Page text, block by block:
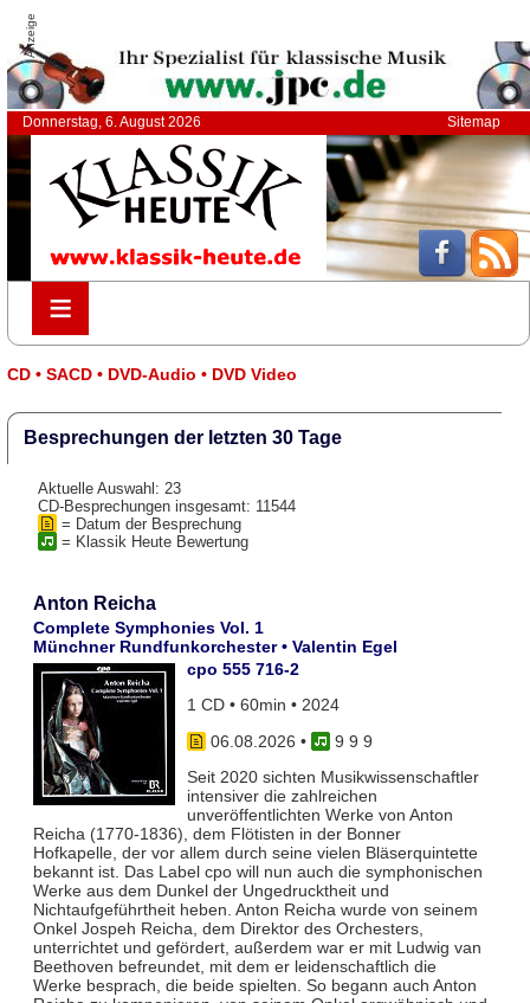
Anzeige
Donnerstag, 6. August 2026 Sitemap
≡
≡
CD • SACD • DVD-Audio • DVD Video
Besprechungen der letzten 30 Tage
Aktuelle Auswahl: 23
CD-Besprechungen insgesamt: 11544
= Datum der Besprechung
= Klassik Heute Bewertung
Anton Reicha
Complete Symphonies Vol. 1
Münchner Rundfunkorchester • Valentin Egel
cpo 555 716-2
1 CD • 60min • 2024
06.08.2026 •
9 9 9
Seit 2020 sichten Musikwissenschaftler
intensiver die zahlreichen
unveröffentlichten Werke von Anton
Reicha (1770-1836), dem Flötisten in der Bonner
Hofkapelle, der vor allem durch seine vielen Bläserquintette
bekannt ist. Das Label cpo will nun auch die symphonischen
Werke aus dem Dunkel der Ungedrucktheit und
Nichtaufgeführtheit heben. Anton Reicha wurde von seinem
Onkel Jospeh Reicha, dem Direktor des Orchesters,
unterrichtet und gefördert, außerdem war er mit Ludwig van
Beethoven befreundet, mit dem er leidenschaftlich die
Werke besprach, die beide spielten. So begann auch Anton